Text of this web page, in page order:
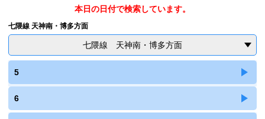
本日の日付で検索しています。
七隈線 天神南・博多方面
七隈線 天神南・博多方面
5
6